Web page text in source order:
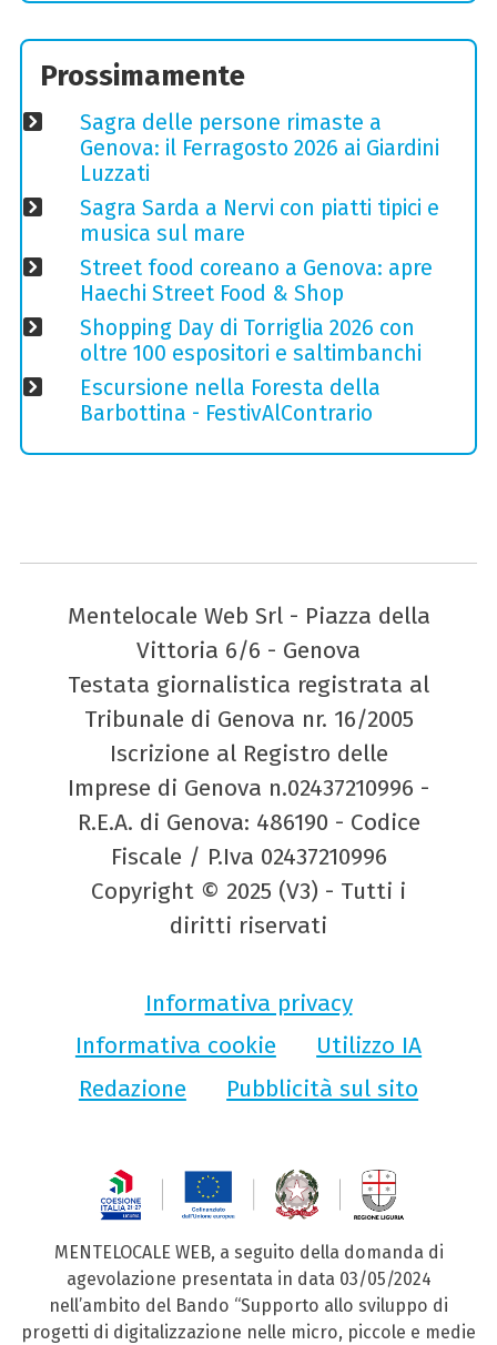
Prossimamente
Sagra delle persone rimaste a
Genova: il Ferragosto 2026 ai Giardini
Luzzati
Sagra Sarda a Nervi con piatti tipici e
musica sul mare
Street food coreano a Genova: apre
Haechi Street Food & Shop
Shopping Day di Torriglia 2026 con
oltre 100 espositori e saltimbanchi
Escursione nella Foresta della
Barbottina - FestivAlContrario
Mentelocale Web Srl - Piazza della
Vittoria 6/6 - Genova
Testata giornalistica registrata al
Tribunale di Genova nr. 16/2005
Iscrizione al Registro delle
Imprese di Genova n.02437210996 -
R.E.A. di Genova: 486190 - Codice
Fiscale / P.Iva 02437210996
Copyright © 2025 (V3) - Tutti i
diritti riservati
Informativa privacy
Informativa cookie
Utilizzo IA
Redazione
Pubblicità sul sito
MENTELOCALE WEB, a seguito della domanda di
agevolazione presentata in data 03/05/2024
nell’ambito del Bando “Supporto allo sviluppo di
progetti di digitalizzazione nelle micro, piccole e medie